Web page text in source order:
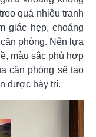
quá nhiều tranh
giác hẹp, choáng
phòng. Nên lựa
màu sắc phù hợp
căn phòng sẽ tạo
được bày trí.